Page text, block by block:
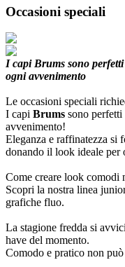
Occasioni speciali
I capi Brums sono
ogni avvenimento
Le occasioni speciali
I capi Brums sono
avvenimento!
Eleganza e raffinatezza si
donando il look ideale per
Come creare look comodi
Scopri la nostra linea
grafiche fluo.
La stagione fredda si
have del momento.
Comodo e pratico non